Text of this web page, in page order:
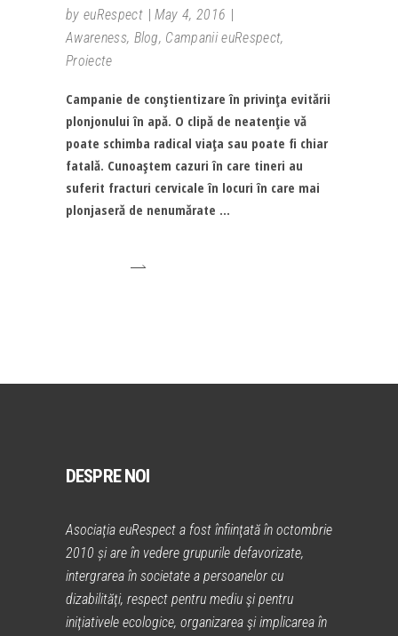
by euRespect
May 4, 2016
Awareness, Blog, Campanii euRespect,
Proiecte
Campanie de conştientizare în privinţa evitării
plonjonului în apă. O clipă de neatenţie vă
poate schimba radical viaţa sau poate fi chiar
fatală. Cunoaştem cazuri în care tineri au
suferit fracturi cervicale în locuri în care mai
plonjaseră de nenumărate
DESPRE NOI
Asociaţia euRespect a fost înfiinţată în octombrie
2010 și are în vedere grupurile defavorizate,
intergrarea în societate a persoanelor cu
dizabilităţi, respect pentru mediu şi pentru
iniţiativele ecologice, organizarea şi implicarea în